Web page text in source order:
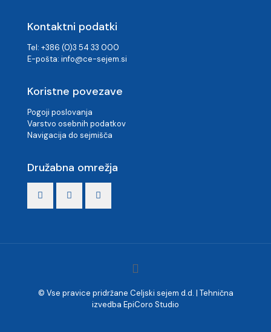
Kontaktni podatki
Tel: +386 (0)3 54 33 000
E-pošta: info@ce-sejem.si
Koristne povezave
Pogoji poslovanja
Varstvo osebnih podatkov
Navigacija do sejmišča
Družabna omrežja
© Vse pravice pridržane Celjski sejem d.d. | Tehnična
izvedba EpiCoro Studio